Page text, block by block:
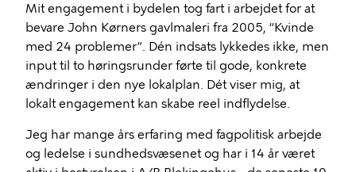
Mit engagement i bydelen tog fart i arbejdet for at
bevare John Kørners gavlmaleri fra 2005, “Kvinde
med 24 problemer”. Dén indsats lykkedes ikke, men
input til to høringsrunder førte til gode, konkrete
ændringer i den nye lokalplan. Dét viser mig, at
lokalt engagement kan skabe reel indflydelse.
Jeg har mange års erfaring med fagpolitisk arbejde
og ledelse i sundhedsvæsenet og har i 14 år været